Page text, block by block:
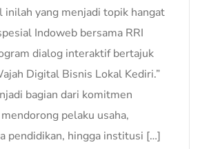
inilah yang menjadi topik hangat
Indoweb bersama RRI
dialog interaktif bertajuk
Digital Bisnis Lokal Kediri.”
bagian dari komitmen
pelaku usaha,
pendidikan, hingga institusi […]